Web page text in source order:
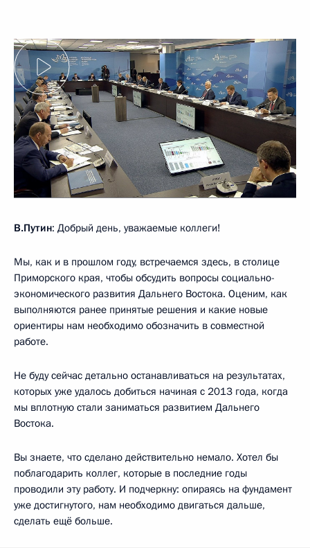
В.Путин: Добрый день, уважаемые коллеги!
Мы, как и в прошлом году, встречаемся здесь, в столице
Приморского края, чтобы обсудить вопросы социально-
экономического развития Дальнего Востока. Оценим, как
выполняются ранее принятые решения и какие новые
ориентиры нам необходимо обозначить в совместной
работе.
Не буду сейчас детально останавливаться на результатах,
которых уже удалось добиться начиная с 2013 года, когда
мы вплотную стали заниматься развитием Дальнего
Востока.
Вы знаете, что сделано действительно немало. Хотел бы
поблагодарить коллег, которые в последние годы
проводили эту работу. И подчеркну: опираясь на фундамент
уже достигнутого, нам необходимо двигаться дальше,
сделать ещё больше.